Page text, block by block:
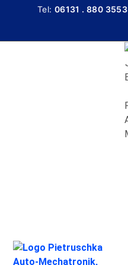
Tel: 06131 . 880 3553